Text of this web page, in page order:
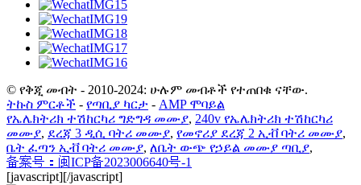
© የቅጂ መብት - 2010-2024: ሁሉም መብቶች የተጠበቁ ናቸው.
ትኩስ ምርቶች - የጣቢያ ካርታ - AMP ሞባይል
የኤሌክትሪክ ተሽከርካሪ ግድግዳ መሙያ, 240v የኤሌክትሪክ ተሽከርካሪ
መሙያ, ደረጃ 3 ዲሲ ባትሪ መሙያ, የመኖሪያ ደረጃ 2 ኢቭ ባትሪ መሙያ,
ቤት ፈጣን ኢቭ ባትሪ መሙያ, ለቤት ውጭ የኃይል መሙያ ጣቢያ,
备案号：闽ICP备2023006640号-1
[javascript][/javascript]